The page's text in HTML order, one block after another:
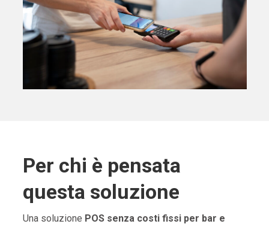
Per chi è pensata
questa soluzione
Una soluzione POS senza costi fissi per bar e